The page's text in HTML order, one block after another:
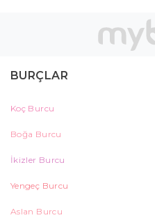
BURÇLAR
Koç Burcu
Boğa Burcu
İkizler Burcu
Yengeç Burcu
Aslan Burcu